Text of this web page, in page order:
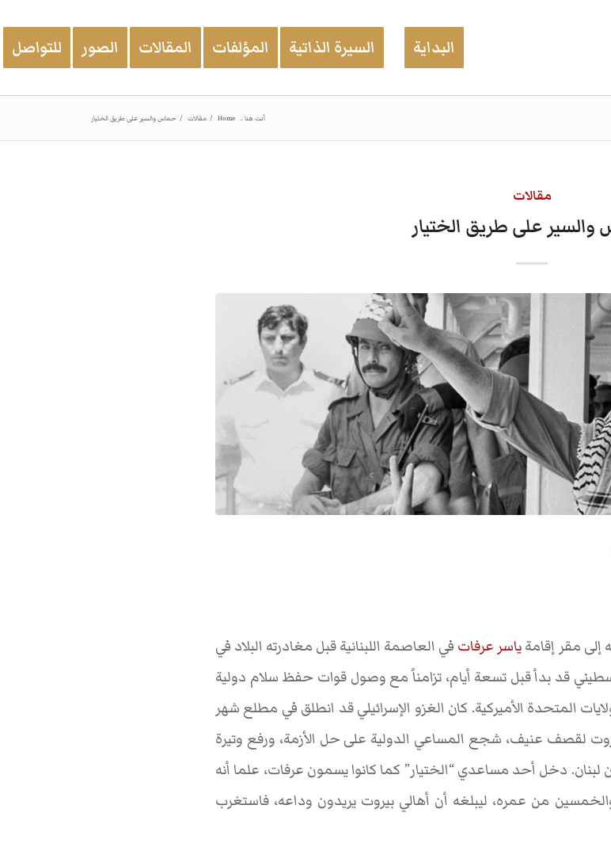
البداية السيرة الذاتية المؤلفات المقالات الصور للتواصل
أنت هنا .. Home
/ مقالات / حماس والسير على طريق الختيار
مقالات
على طريق الختيار
إلى مقر إقامةياسر عرفات في العاصمة اللبنانية قبل مغادرته البلاد في
الفلسطيني قد بدأ قبل تسعة أيام، تزامناً مع وصول قوات حفظ سلام دولية
المتحدة الأميركية. كان الغزو الإسرائيلي قد انطلق في مطلع شهر
لقصف عنيف، شجع المساعي الدولية على حل الأزمة، ورفع وتيرة
لبنان. دخل أحد مساعدي “الختيار” كما كانوا يسمون عرفات، علما أنه
من عمره، ليبلغه أن أهالي بيروت يريدون وداعه، فاستغرب